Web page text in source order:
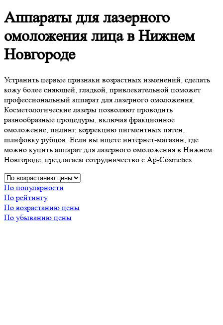
Аппараты для лазерного
омоложения лица в Нижнем
Новгороде
Устранить первые признаки возрастных изменений, сделать
кожу более сияющей, гладкой, привлекательной поможет
профессиональный аппарат для лазерного омоложения.
Косметологические лазеры позволяют проводить
разнообразные процедуры, включая фракционное
омоложение, пилинг, коррекцию пигментных пятен,
шлифовку рубцов. Если вы ищете интернет-магазин, где
можно купить аппарат для лазерного омоложения в Нижнем
Новгороде, предлагаем сотрудничество с Ap-Cosmetics.
По популярности
По рейтингу
По возрастанию цены
По убыванию цены